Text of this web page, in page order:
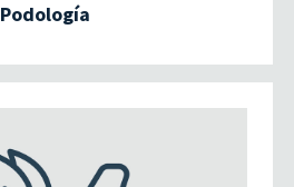
Podología